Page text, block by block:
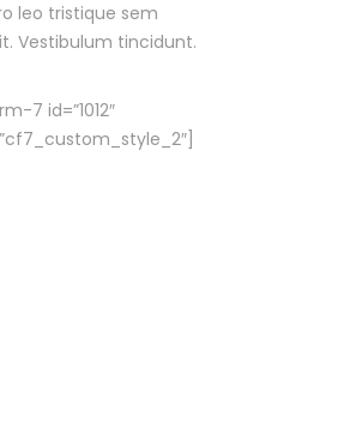
leo tristique sem
Vestibulum tincidunt.
7 id=”1012″